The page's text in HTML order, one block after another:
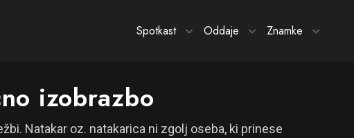
Spotkast Oddaje Znamke
izobrazbo
Natakar oz. natakarica ni zgolj oseba, ki prinese